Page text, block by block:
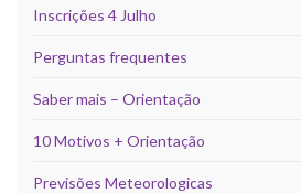
Inscrições 4 Julho
Perguntas frequentes
Saber mais – Orientação
10 Motivos + Orientação
Previsões Meteorologicas